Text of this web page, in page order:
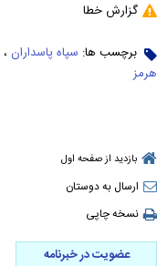
گزارش خطا
برچسب ها: سپاه پاسداران ،
هرمز
بازدید از صفحه اول
ارسال به دوستان
نسخه چاپی
عضویت در خبرنامه